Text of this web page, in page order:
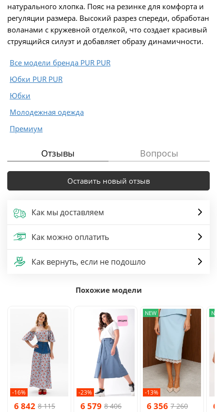
натурального хлопка. Пояс на резинке для комфорта и
регуляции размера. Высокий разрез спереди, обработан
воланами с кружевной отделкой, что создает красивый
струящийся силуэт и добавляет образу динамичности.
Все модели бренда PUR PUR
Юбки PUR PUR
Юбки
Молодежная одежда
Премиум
Отзывы Вопросы
Оставить новый отзыв
Как мы доставляем
Как можно оплатить
Как вернуть, если не подошло
Похожие модели
-16%
6 842 8 115
-23%
6 579 8 406
NEW
-13%
6 356 7 260